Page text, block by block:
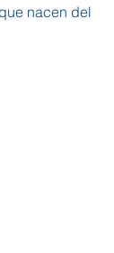
nacen del